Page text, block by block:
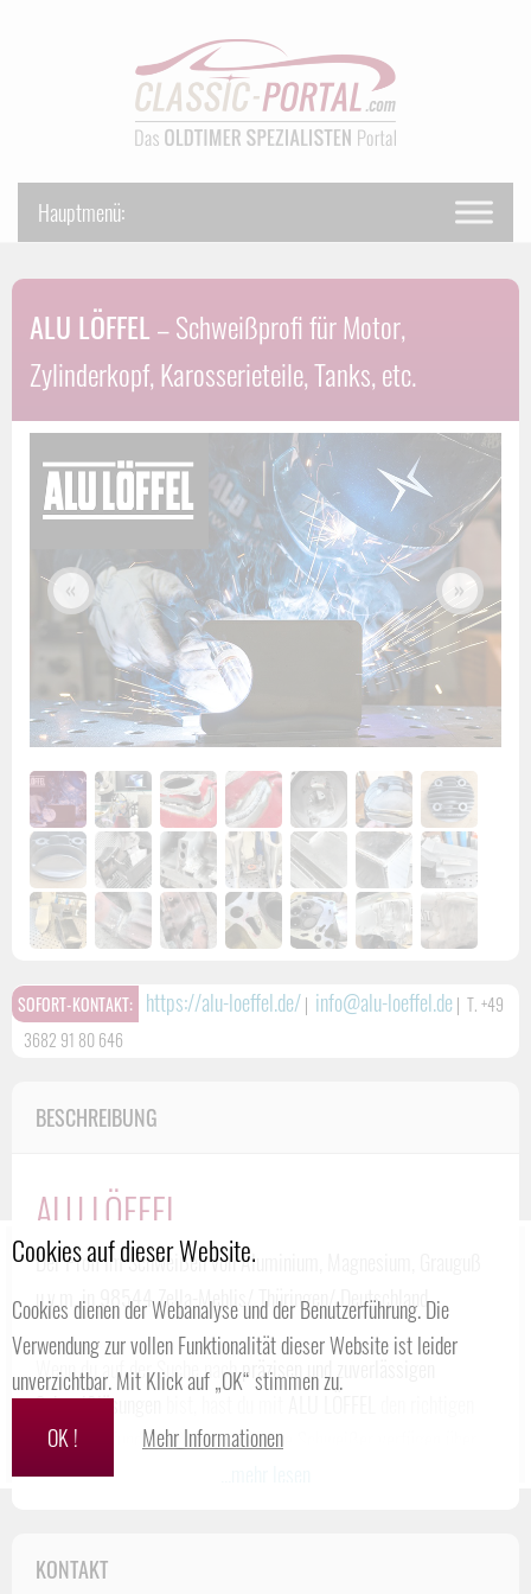
Cookies auf dieser Website.
Cookies dienen der Webanalyse und der Benutzerführung. Die
Verwendung zur vollen Funktionalität dieser Website ist leider
unverzichtbar. Mit Klick auf „OK“ stimmen zu.
OK !
Mehr Informationen
ALU LÖFFEL– Schweißprofi für Motor,
Zylinderkopf, Karosserieteile, Tanks, etc.
« »
SOFORT-KONTAKT: https://alu-loeffel.de/| info@alu-loeffel.de| T. +49
3682 91 80 646
BESCHREIBUNG
ALU LÖFFEL
Der Profi im Schweißen von Aluminium, Magnesium, Grauguß
u.v.m. in 98544 Zella-Mehlis/ Thüringen/ Deutschland
Wenn du auf der Suche nachpräzisen und zuverlässigen
Schweißlösungen
Partner gefunden. Hochqualifizierte Schweißer verfügen über
umfangreiche Erfahrung in der Bearbeitung von Aluminium,
werden.
KONTAKT